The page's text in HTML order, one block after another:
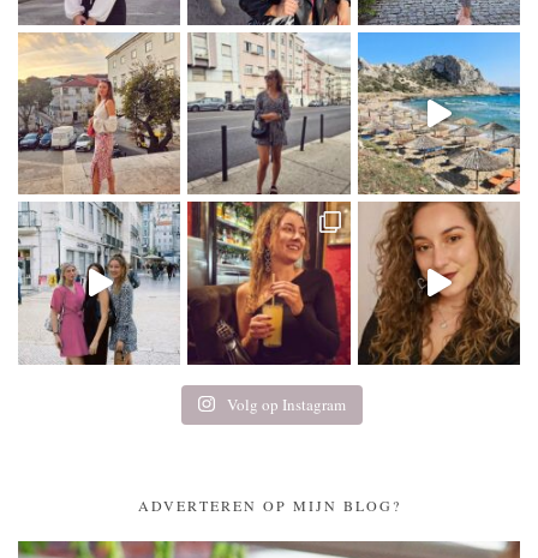
Volg op Instagram
ADVERTEREN OP MIJN BLOG?